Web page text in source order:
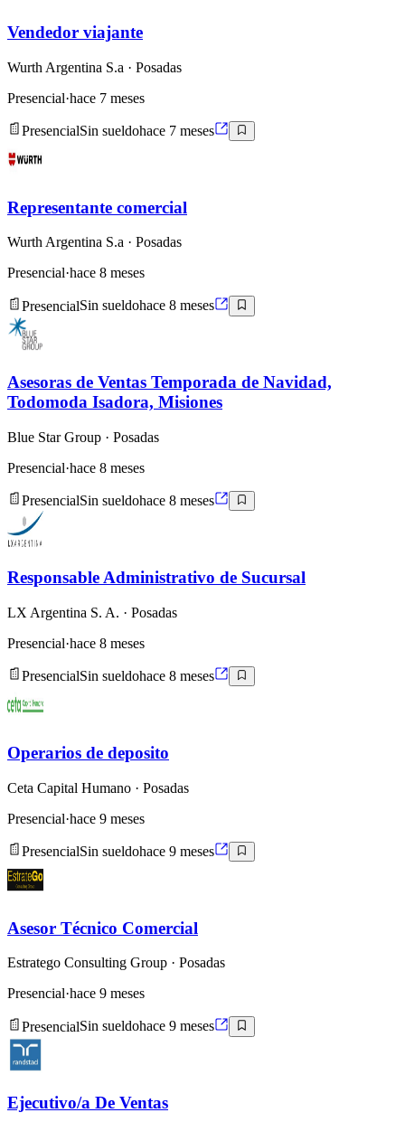
Vendedor viajante
Wurth Argentina S.a · Posadas
Presencial·hace 7 meses
PresencialSin sueldohace 7 meses
Representante comercial
Wurth Argentina S.a · Posadas
Presencial·hace 8 meses
PresencialSin sueldohace 8 meses
Asesoras de Ventas Temporada de Navidad,
Todomoda Isadora, Misiones
Blue Star Group · Posadas
Presencial·hace 8 meses
PresencialSin sueldohace 8 meses
Responsable Administrativo de Sucursal
LX Argentina S. A. · Posadas
Presencial·hace 8 meses
PresencialSin sueldohace 8 meses
Operarios de deposito
Ceta Capital Humano · Posadas
Presencial·hace 9 meses
PresencialSin sueldohace 9 meses
Asesor Técnico Comercial
Estratego Consulting Group · Posadas
Presencial·hace 9 meses
PresencialSin sueldohace 9 meses
Ejecutivo/a De Ventas